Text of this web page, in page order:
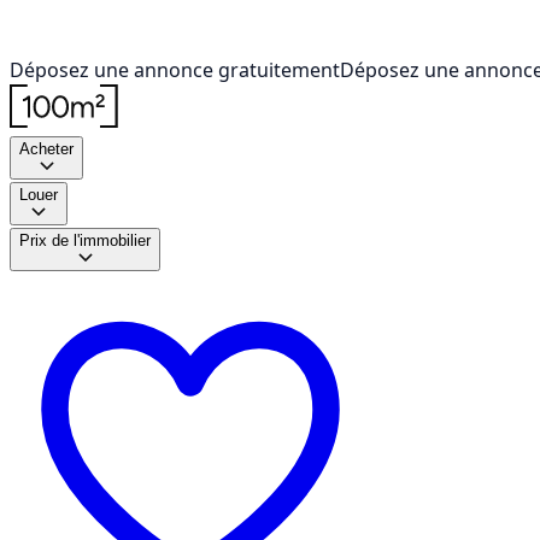
Déposez une annonce gratuitementDéposez une
Acheter
Louer
Prix de l'immobilier